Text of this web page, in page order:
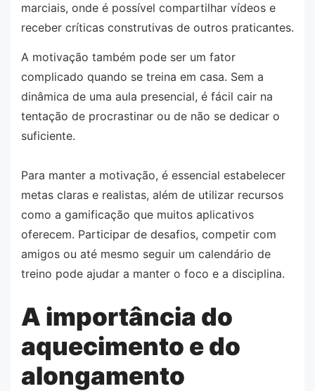
marciais, onde é possível compartilhar vídeos e
receber críticas construtivas de outros praticantes.
A motivação também pode ser um fator
complicado quando se treina em casa. Sem a
dinâmica de uma aula presencial, é fácil cair na
tentação de procrastinar ou de não se dedicar o
suficiente.
Para manter a motivação, é essencial estabelecer
metas claras e realistas, além de utilizar recursos
como a gamificação que muitos aplicativos
oferecem. Participar de desafios, competir com
amigos ou até mesmo seguir um calendário de
treino pode ajudar a manter o foco e a disciplina.
A importância do
aquecimento e do
alongamento